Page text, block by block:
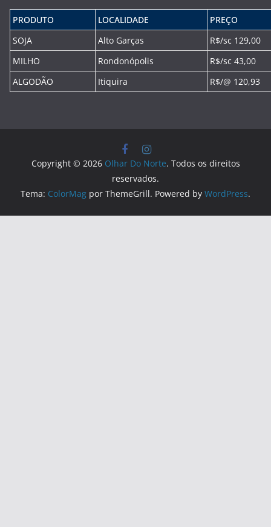
PRODUTO LOCALIDADE
PREÇO
SOJA
Alto Garças
R$/sc 129,00
MILHO
Rondonópolis
R$/sc 43,00
ALGODÃO
Itiquira R$/@ 120,93
Copyright © 2026 Olhar Do Norte. Todos os direitos
reservados.
Tema: ColorMag por ThemeGrill. Powered by WordPress.